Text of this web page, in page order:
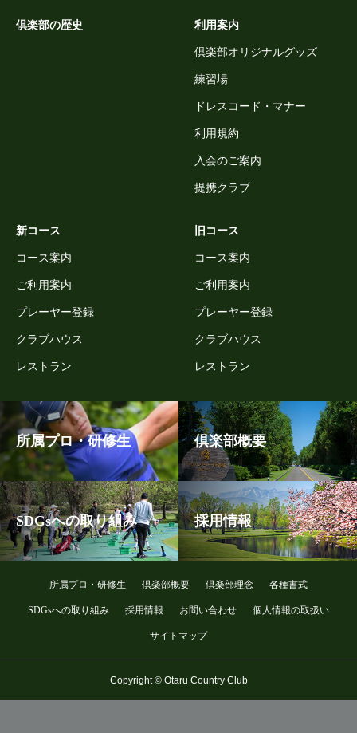
倶楽部の歴史 利用案内
倶楽部オリジナルグッズ
練習場
ドレスコード・マナー
利用規約
入会のご案内
提携クラブ
新コース
コース案内
ご利用案内
プレーヤー登録
クラブハウス
レストラン
旧コース
コース案内
ご利用案内
プレーヤー登録
クラブハウス
レストラン
所属プロ・研修生 倶楽部概要
SDGsへの取り組み 採用情報
所属プロ・研修生 倶楽部概要 倶楽部理念 各種書式
SDGsへの取り組み 採用情報 お問い合わせ 個人情報の取扱い
サイトマップ
Copyright © Otaru Country Club